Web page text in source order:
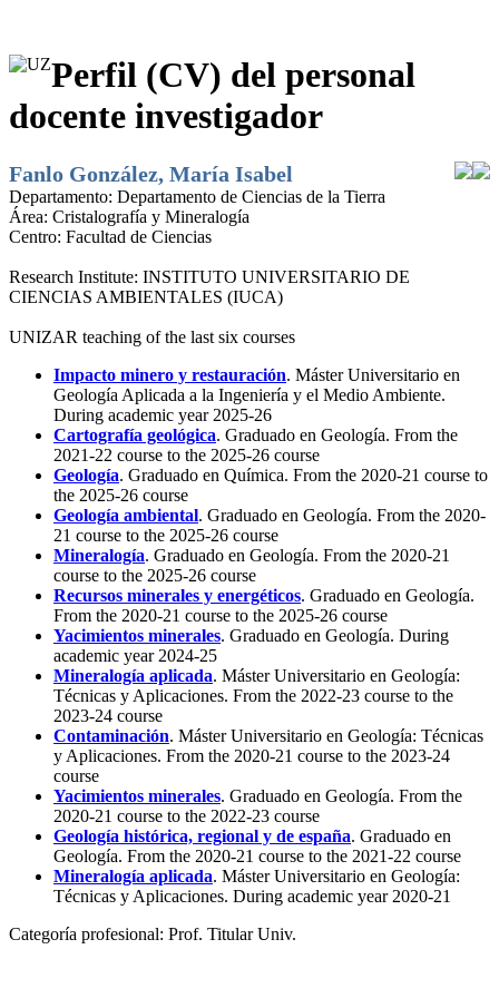
Perfil (CV) del personal
docente investigador
Fanlo González, María Isabel
Departamento: Departamento de Ciencias de la Tierra
Área: Cristalografía y Mineralogía
Centro: Facultad de Ciencias
Research Institute: INSTITUTO UNIVERSITARIO DE
CIENCIAS AMBIENTALES (IUCA)
UNIZAR teaching of the last six courses
Impacto minero y restauración. Máster Universitario en
Geología Aplicada a la Ingeniería y el Medio Ambiente.
During academic year 2025-26
Cartografía geológica. Graduado en Geología. From the
2021-22 course to the 2025-26 course
Geología. Graduado en Química. From the 2020-21 course to
the 2025-26 course
Geología ambiental. Graduado en Geología. From the 2020-
21 course to the 2025-26 course
Mineralogía. Graduado en Geología. From the 2020-21
course to the 2025-26 course
Recursos minerales y energéticos. Graduado en Geología.
From the 2020-21 course to the 2025-26 course
Yacimientos minerales. Graduado en Geología. During
academic year 2024-25
Mineralogía aplicada. Máster Universitario en Geología:
Técnicas y Aplicaciones. From the 2022-23 course to the
2023-24 course
Contaminación. Máster Universitario en Geología: Técnicas
y Aplicaciones. From the 2020-21 course to the 2023-24
course
Yacimientos minerales. Graduado en Geología. From the
2020-21 course to the 2022-23 course
Geología histórica, regional y de españa. Graduado en
Geología. From the 2020-21 course to the 2021-22 course
Mineralogía aplicada. Máster Universitario en Geología:
Técnicas y Aplicaciones. During academic year 2020-21
Categoría profesional: Prof. Titular Univ.